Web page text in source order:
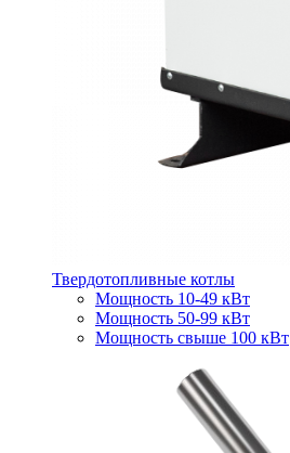
Твердотопливные котлы
Мощность 10-49 кВт
Мощность 50-99 кВт
Мощность свыше 100 кВт